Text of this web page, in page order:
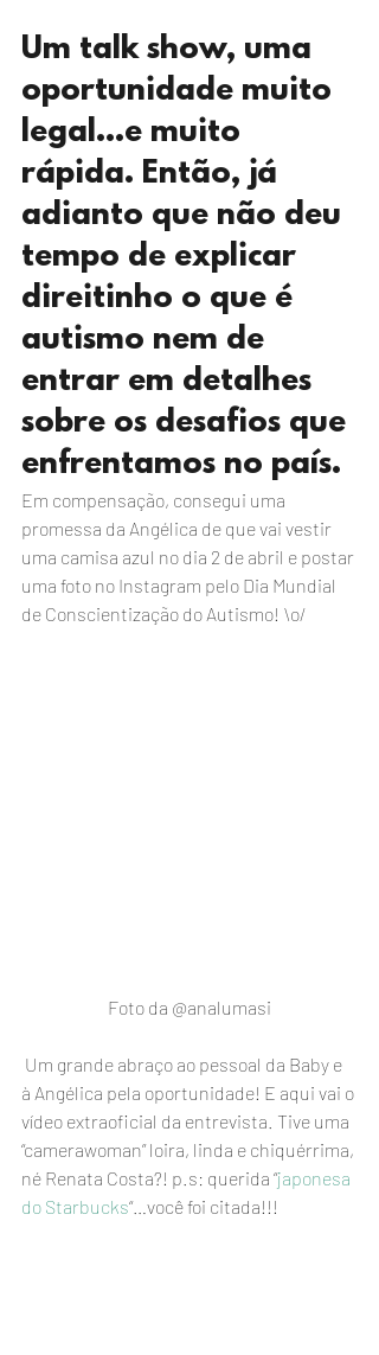
Um talk show, uma
oportunidade muito
legal…e muito
rápida. Então, já
adianto que não deu
tempo de explicar
direitinho o que é
autismo nem de
entrar em detalhes
sobre os desafios que
enfrentamos no país.
Em compensação, consegui uma
promessa da Angélica de que vai vestir
uma camisa azul no dia 2 de abril e postar
uma foto no Instagram pelo Dia Mundial
de Conscientização do Autismo! \o/
Foto da @analumasi
Um grande abraço ao pessoal da Baby e
à Angélica pela oportunidade! E aqui vai o
vídeo extraoficial da entrevista. Tive uma
“camerawoman” loira, linda e chiquérrima,
né Renata Costa?! p.s: querida “japonesa
do Starbucks“…você foi citada!!!